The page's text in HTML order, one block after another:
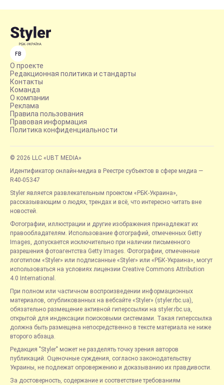
FB
О проекте
Редакционная политика и стандарты
Контакты
Команда
О компании
Реклама
Правила пользования
Правовая информация
Политика конфиденциальности
© 2026 LLC «UBT MEDIA»
Идентификатор онлайн-медиа в Реестре субъектов в сфере медиа —
R40-05347
Styler является развлекательным проектом «РБК-Украина»,
рассказывающим о людях, трендах и всё, что интересно читать вне
новостей.
Фотографии, иллюстрации и другие изображения принадлежат их
правообладателям. Использование фотографий, отмеченных Getty
Images, допускается исключительно при наличии письменного
разрешения фотоагентства Getty Images. Фотографии, отмеченные
логотипом «Styler» или подписанные «Styler» или «РБК-Украина», могут
использоваться на условиях лицензии Creative Commons Attribution
4.0 International.
При полном или частичном воспроизведении информационных
материалов, опубликованных на вебсайте «Styler» (styler.rbc.ua),
обязательно размещение активной гиперссылки на styler.rbc.ua,
открытой для индексации поисковыми системами. Такая гиперссылка
должна быть размещена непосредственно в тексте материала не ниже
второго абзаца.
Редакция "Styler" может не разделять точку зрения авторов
публикаций. Оценочные суждения, согласно законодательству
Украины, не подлежат опровержению и доказыванию их правдивости.
За достоверность, содержание и соответствие требованиям